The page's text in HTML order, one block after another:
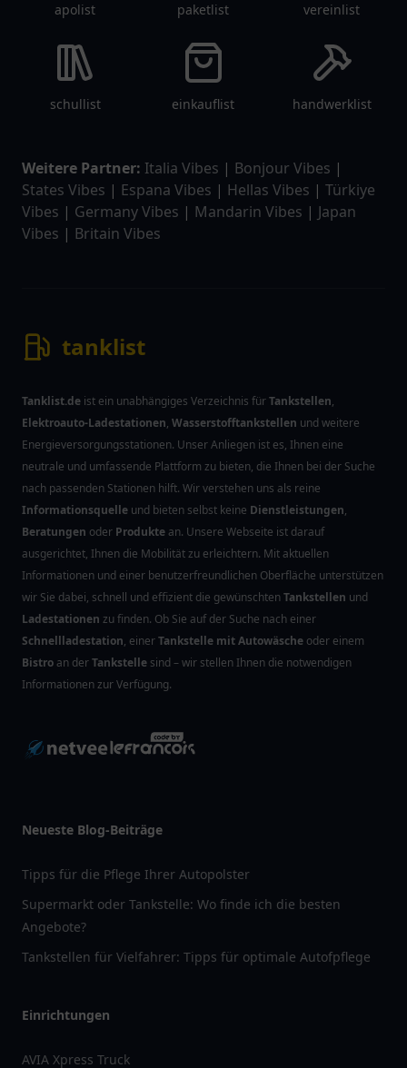
apolist paketlist vereinlist
schullist einkauflist handwerklist
Weitere Partner: Italia Vibes | Bonjour Vibes |
States Vibes | Espana Vibes | Hellas Vibes | Türkiye
Vibes | Germany Vibes | Mandarin Vibes | Japan
Vibes | Britain Vibes
tanklist
Tanklist.de ist ein unabhängiges Verzeichnis fürTankstellen,
Elektroauto-Ladestationen, Wasserstofftankstellen und weitere
Energieversorgungsstationen. Unser Anliegen ist es, Ihnen eine
neutrale und umfassende Plattform zu bieten, die Ihnen bei der Suche
nach passenden Stationen hilft. Wir verstehen uns als reine
Informationsquelle und bieten selbst keine Dienstleistungen,
Beratungen oder Produkte an. Unsere Webseite ist darauf
ausgerichtet, Ihnen die Mobilität zu erleichtern. Mit aktuellen
Informationen und einer benutzerfreundlichen Oberfläche unterstützen
wir Sie dabei, schnell und effizient die gewünschtenTankstellen und
Ladestationen zu finden. Ob Sie auf der Suche nach einer
Schnellladestation, einerTankstelle mit Autowäsche oder einem
Bistro an derTankstelle sind – wir stellen Ihnen die notwendigen
Informationen zur Verfügung.
Neueste Blog-Beiträge
Tipps für die Pflege Ihrer Autopolster
Supermarkt oder Tankstelle: Wo finde ich die besten
Angebote?
Tankstellen für Vielfahrer: Tipps für optimale Autofpflege
Einrichtungen
AVIA Xpress Truck